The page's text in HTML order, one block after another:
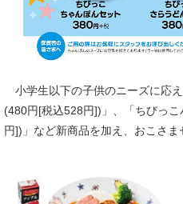
小学生以下の子供のニーズに応
(480円[税込528円])」、「ちびっ
円])」など新商品を加え、おこさま